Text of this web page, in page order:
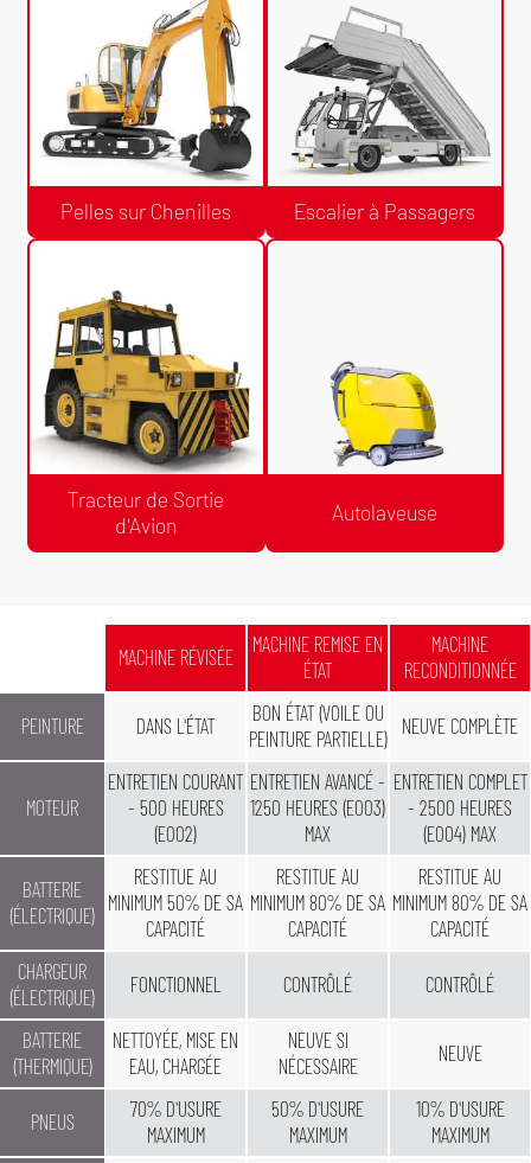
Chariot Tout Terrain à Mât Vertical Pelles sur Pneus
Devis Gratuit /24h
Pelles sur Chenilles
Pelles sur Chenilles
Devis Gratuit /24h
Escalier à Passagers
Tracteur de Sortie d'Avion
Tracteur de Sortie
d'Avion
Autolaveuse
Autolaveuse
MACHINE RÉVISÉE
MACHINE REMISE EN
ÉTAT
MACHINE
RECONDITIONNÉE
PEINTURE DANS L'ÉTAT
BON ÉTAT (VOILE OU
PEINTURE PARTIELLE)
NEUVE COMPLÈTE
MOTEUR
ENTRETIEN COURANT
- 500 HEURES
(E002)
ENTRETIEN AVANCÉ -
1250 HEURES (E003)
MAX
ENTRETIEN COMPLET
- 2500 HEURES
(E004) MAX
BATTERIE
(ÉLECTRIQUE)
RESTITUE AU
MINIMUM 50% DE SA
CAPACITÉ
RESTITUE AU
MINIMUM 80% DE SA
CAPACITÉ
RESTITUE AU
MINIMUM 80% DE SA
CAPACITÉ
CHARGEUR
(ÉLECTRIQUE)
FONCTIONNEL CONTRÔLÉ CONTRÔLÉ
BATTERIE
(THERMIQUE)
NETTOYÉE, MISE EN
EAU, CHARGÉE
NEUVE SI
NÉCESSAIRE
NEUVE
PNEUS
70% D'USURE
MAXIMUM
50% D'USURE
MAXIMUM
10% D'USURE
MAXIMUM